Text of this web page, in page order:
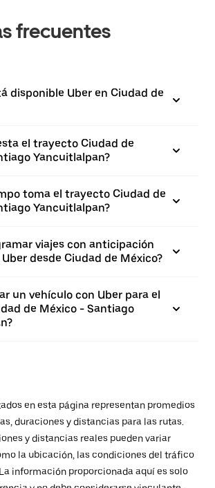
frecuentes
disponible Uber en Ciudad de
el trayecto Ciudad de
Yancuitlalpan?
toma el trayecto Ciudad de
Yancuitlalpan?
viajes con anticipación
desde Ciudad de México?
un vehículo con Uber para el
de México - Santiago
en esta página representan promedios
duraciones y distancias para las rutas.
y distancias reales pueden variar
la ubicación, las condiciones del tráfico
información proporcionada aquí es solo